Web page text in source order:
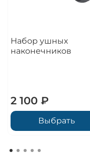
Набор ушных
наконечников
2 100 ₽
Выбрать